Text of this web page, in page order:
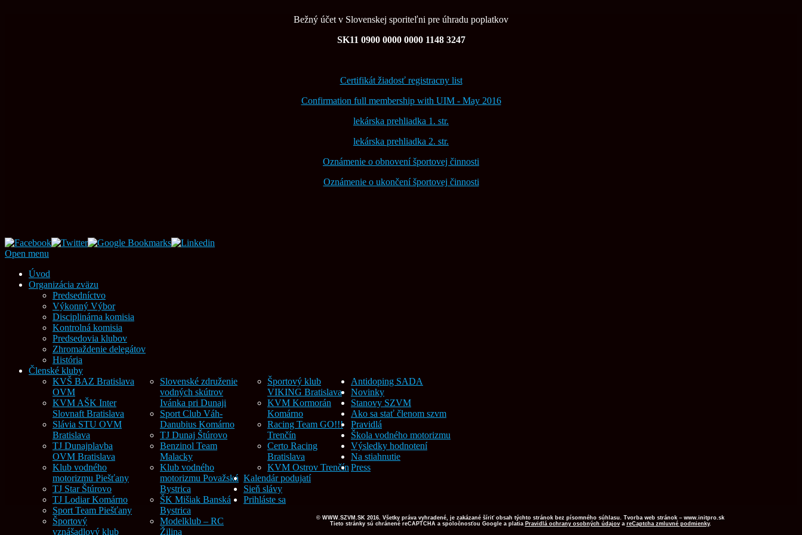
Bežný účet v Slovenskej sporiteľni pre úhradu poplatkov
SK11 0900 0000 0000 1148 3247
Certifikát žiadosť registracny list
Confirmation full membership with UIM - May 2016
lekárska prehliadka 1. str.
lekárska prehliadka 2. str.
Oznámenie o obnovení športovej činnosti
Oznámenie o ukončení športovej činnosti
Open menu
Úvod
Organizácia zväzu
Predsedníctvo
Výkonný Výbor
Disciplinárna komisia
Kontrolná komisia
Predsedovia klubov
Zhromaždenie delegátov
História
Členské kluby
KVŠ BAZ Bratislava
OVM
KVM AŠK Inter
Slovnaft Bratislava
Slávia STU OVM
Bratislava
TJ Dunajplavba
OVM Bratislava
Klub vodného
motorizmu Piešťany
TJ Star Štúrovo
TJ Lodiar Komárno
Sport Team Piešťany
Športový
vznášadlový klub
Slovenské združenie
vodných skútrov
Ivánka pri Dunaji
Sport Club Váh-
Danubius Komárno
TJ Dunaj Štúrovo
Benzinol Team
Malacky
Klub vodného
motorizmu Považská
Bystrica
ŠK Mišiak Banská
Bystrica
Modelklub – RC
Žilina
Športový klub
VIKING Bratislava
KVM Kormorán
Komárno
Racing Team GO!!!
Trenčín
Certo Racing
Bratislava
KVM Ostrov Trenčín
Antidoping SADA
Novinky
Stanovy SZVM
Ako sa stať členom szvm
Pravidlá
Škola vodného motorizmu
Výsledky hodnotení
Na stiahnutie
Press
Kalendár podujatí
Sieň slávy
Prihláste sa
© WWW.SZVM.SK 2016. Všetky práva vyhradené, je zakázané šíriť obsah týchto stránok bez písomného súhlasu. Tvorba web stránok – www.initpro.sk
Tieto stránky sú chránené reCAPTCHA a spoločnosťou Google a platia Pravidlá ochrany osobných údajova reCaptcha zmluvné podmienky.